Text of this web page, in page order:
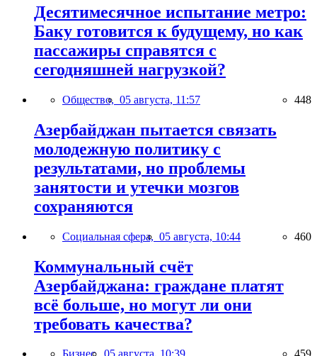
Десятимесячное испытание метро:
Баку готовится к будущему, но как
пассажиры справятся с
сегодняшней нагрузкой?
Общество, 05 августа, 11:57 448
Азербайджан пытается связать
молодежную политику с
результатами, но проблемы
занятости и утечки мозгов
сохраняются
Социальная сфера, 05 августа, 10:44 460
Коммунальный счёт
Азербайджана: граждане платят
всё больше, но могут ли они
требовать качества?